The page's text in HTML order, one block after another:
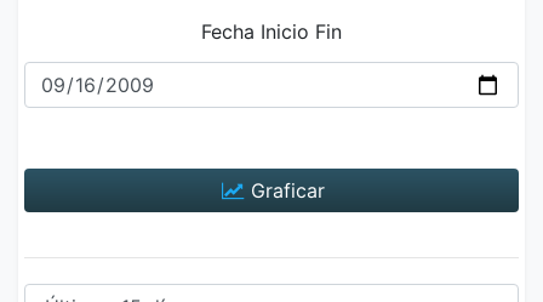
Fecha Inicio Fin
Graficar